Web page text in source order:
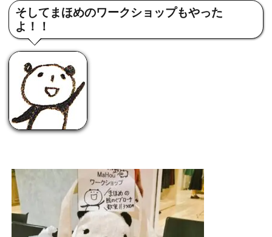
そしてまほめのワークショップもやった
よ！！